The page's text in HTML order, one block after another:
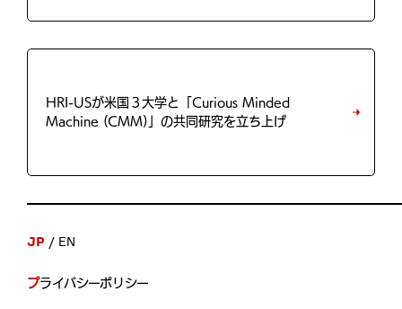
HRI-USが米国３大学と「Curious Minded
Machine (CMM)」の共同研究を立ち上げ
JP
EN
プライバシーポリシー